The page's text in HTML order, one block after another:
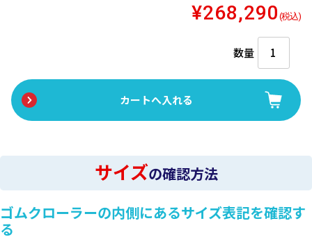
¥268,290 (税込)
数量
サイズの確認方法
ゴムクローラーの内側にあるサイズ表記を確認す
る